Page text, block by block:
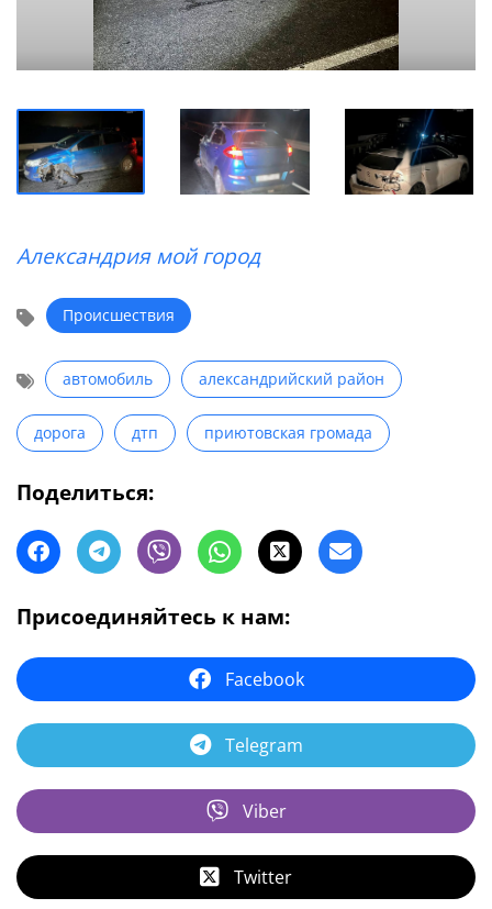
Александрия мой город
Происшествия
автомобиль александрийский район
дорога дтп приютовская громада
Поделиться:
Присоединяйтесь к нам:
Facebook
Telegram
Viber
Twitter